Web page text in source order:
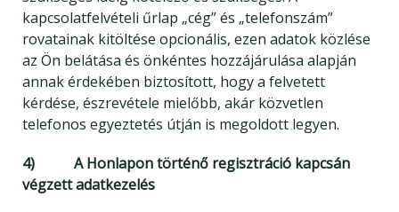
kapcsolatfelvételi űrlap „cég” és „telefonszám”
rovatainak kitöltése opcionális, ezen adatok közlése
az Ön belátása és önkéntes hozzájárulása alapján
annak érdekében biztosított, hogy a felvetett
kérdése, észrevétele mielőbb, akár közvetlen
telefonos egyeztetés útján is megoldott legyen.
4) A Honlapon történő regisztráció kapcsán
végzett adatkezelés